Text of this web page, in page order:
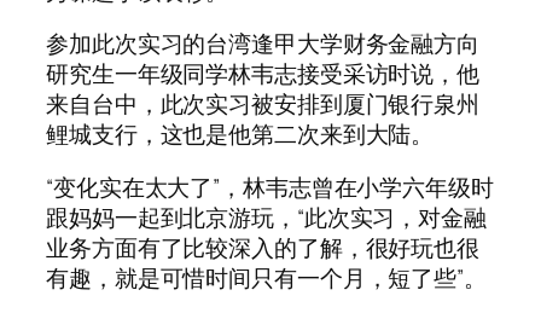
参加此次实习的台湾逢甲大学财务金融方向
研究生一年级同学林韦志接受采访时说，他
来自台中，此次实习被安排到厦门银行泉州
鲤城支行，这也是他第二次来到大陆。
“变化实在太大了”，林韦志曾在小学六年级时
跟妈妈一起到北京游玩，“此次实习，对金融
业务方面有了比较深入的了解，很好玩也很
有趣，就是可惜时间只有一个月，短了些”。